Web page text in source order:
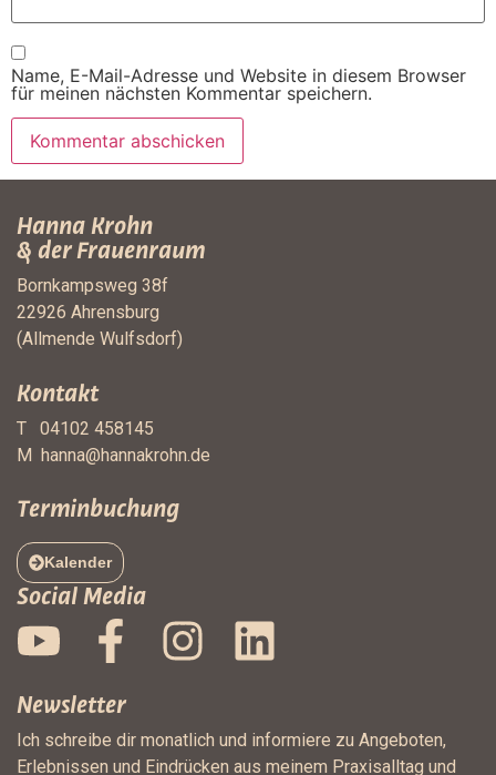
Name, E-Mail-Adresse und Website in diesem Browser
für meinen nächsten Kommentar speichern.
Hanna Krohn
& der Frauenraum
Bornkampsweg 38f
22926 Ahrensburg
(Allmende Wulfsdorf)
Kontakt
T 04102 458145
M hanna@hannakrohn.de
Terminbuchung
Kalender
Social Media
Newsletter
Ich schreibe dir monatlich und informiere zu Angeboten,
Erlebnissen und Eindrücken aus meinem Praxisalltag und